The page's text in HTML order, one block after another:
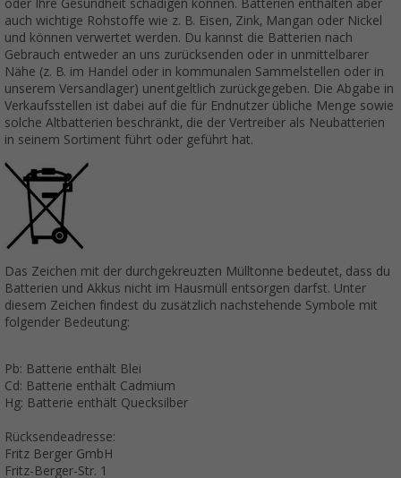
oder Ihre Gesundheit schädigen können. Batterien enthalten aber
auch wichtige Rohstoffe wie z. B. Eisen, Zink, Mangan oder Nickel
und können verwertet werden. Du kannst die Batterien nach
Gebrauch entweder an uns zurücksenden oder in unmittelbarer
Nähe (z. B. im Handel oder in kommunalen Sammelstellen oder in
unserem Versandlager) unentgeltlich zurückgegeben. Die Abgabe in
Verkaufsstellen ist dabei auf die für Endnutzer übliche Menge sowie
solche Altbatterien beschränkt, die der Vertreiber als Neubatterien
in seinem Sortiment führt oder geführt hat.
Das Zeichen mit der durchgekreuzten Mülltonne bedeutet, dass du
Batterien und Akkus nicht im Hausmüll entsorgen darfst. Unter
diesem Zeichen findest du zusätzlich nachstehende Symbole mit
folgender Bedeutung:
Pb: Batterie enthält Blei
Cd: Batterie enthält Cadmium
Hg: Batterie enthält Quecksilber
Rücksendeadresse:
Fritz Berger GmbH
Fritz-Berger-Str. 1